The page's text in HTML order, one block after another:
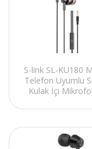
S-link SL-KU180
Telefon Uyumlu
Kulak İçi